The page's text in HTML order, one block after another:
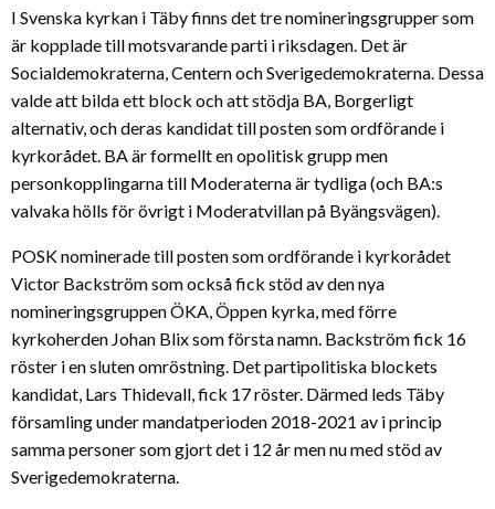
I Svenska kyrkan i Täby finns det tre nomineringsgrupper som
är kopplade till motsvarande parti i riksdagen. Det är
Socialdemokraterna, Centern och Sverigedemokraterna. Dessa
valde att bilda ett block och att stödja BA, Borgerligt
alternativ, och deras kandidat till posten som ordförande i
kyrkorådet. BA är formellt en opolitisk grupp men
personkopplingarna till Moderaterna är tydliga (och BA:s
valvaka hölls för övrigt i Moderatvillan på Byängsvägen).
POSK nominerade till posten som ordförande i kyrkorådet
Victor Backström som också fick stöd av den nya
nomineringsgruppen ÖKA, Öppen kyrka, med förre
kyrkoherden Johan Blix som första namn. Backström fick 16
röster i en sluten omröstning. Det partipolitiska blockets
kandidat, Lars Thidevall, fick 17 röster. Därmed leds Täby
församling under mandatperioden 2018-2021 av i princip
samma personer som gjort det i 12 år men nu med stöd av
Sverigedemokraterna.